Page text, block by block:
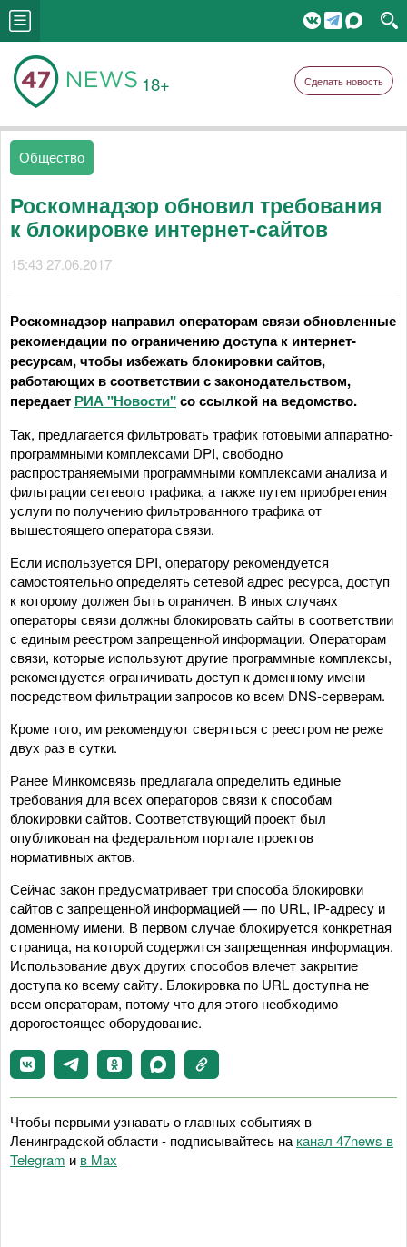
18+ Сделать новость
Общество
Роскомнадзор обновил требования
к блокировке интернет-сайтов
15:43 27.06.2017
Роскомнадзор направил операторам связи обновленные
рекомендации по ограничению доступа к интернет-
ресурсам, чтобы избежать блокировки сайтов,
работающих в соответствии с законодательством,
передает РИА "Новости"со ссылкой на ведомство.
Так, предлагается фильтровать трафик готовыми аппаратно-
программными комплексами DPI, свободно
распространяемыми программными комплексами анализа и
фильтрации сетевого трафика, а также путем приобретения
услуги по получению фильтрованного трафика от
вышестоящего оператора связи.
Если используется DPI, оператору рекомендуется
самостоятельно определять сетевой адрес ресурса, доступ
к которому должен быть ограничен. В иных случаях
операторы связи должны блокировать сайты в соответствии
с единым реестром запрещенной информации. Операторам
связи, которые используют другие программные комплексы,
рекомендуется ограничивать доступ к доменному имени
посредством фильтрации запросов ко всем DNS-серверам.
Кроме того, им рекомендуют сверяться с реестром не реже
двух раз в сутки.
Ранее Минкомсвязь предлагала определить единые
требования для всех операторов связи к способам
блокировки сайтов. Соответствующий проект был
опубликован на федеральном портале проектов
нормативных актов.
Сейчас закон предусматривает три способа блокировки
сайтов с запрещенной информацией — по URL, IP-адресу и
доменному имени. В первом случае блокируется конкретная
страница, на которой содержится запрещенная информация.
Использование двух других способов влечет закрытие
доступа ко всему сайту. Блокировка по URL доступна не
всем операторам, потому что для этого необходимо
дорогостоящее оборудование.
Чтобы первыми узнавать о главных событиях в
Ленинградской области - подписывайтесь на канал 47news в
Telegram и в Maх